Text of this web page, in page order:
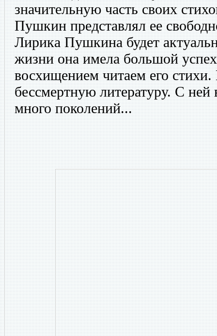
значительную часть своих
Пушкин представлял ее
Лирика Пушкина будет
жизни она имела большой
восхищением читаем его
бессмертную литературу. С ней
много поколений...